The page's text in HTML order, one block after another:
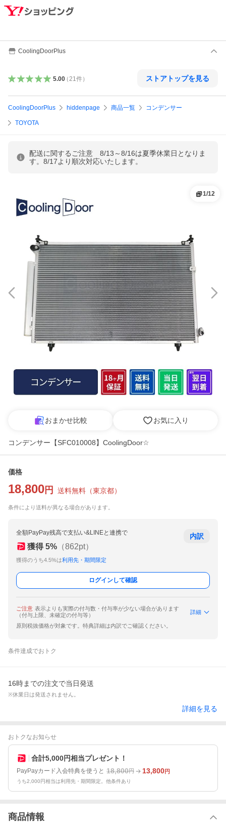
CoolingDoorPlus
5.00（ 21件） ストアトップを見る
CoolingDoorPlus hiddenpage 商品一覧 コンデンサー
TOYOTA
配送に関するご注意 8/13～8/16は夏季休業日となりま
す。8/17より順次対応いたします。
1/12
おまかせ比較 お気に入り
コンデンサー【SFC010008】CoolingDoor☆
価格
18,800 円 送料無料 （東京都）
条件により送料が異なる場合があります。
全額PayPay残高で支払い&LINEと連携で
獲得 5% （862pt）
獲得のうち4.5%は利用先・期間限定
内訳
ログインして確認
ご注意 表示よりも実際の付与数・付与率が少ない場合があります
（付与上限、未確定の付与等）
詳細
原則税抜価格が対象です。特典詳細は内訳でご確認ください。
条件達成でおトク
16時までの注文で当日発送
※休業日は発送されません。
詳細を見る
おトクなお知らせ
合計5,000円相当プレゼント！
PayPayカード入会特典を使うと 18,800円 13,800円
うち2,000円相当は利用先・期間限定。他条件あり
商品情報